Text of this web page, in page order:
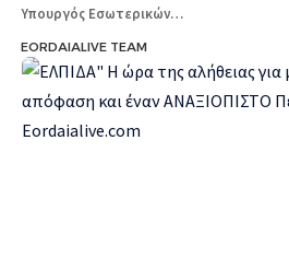
Υπουργός Εσωτερικών…
EORDAIALIVE TEAM